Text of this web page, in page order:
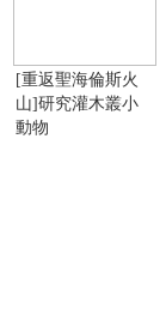
[重返聖海倫斯火
山]研究灌木叢小
動物